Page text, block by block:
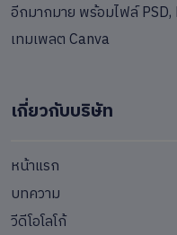
อีกมากมาย พร้อมไฟล์ PSD,
เทมเพลต Canva
เกี่ยวกับบริษัท
หน้าแรก
บทความ
วีดีโอโลโก้